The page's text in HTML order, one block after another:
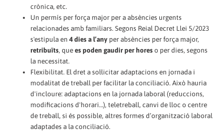
crònica, etc.
Un permís per força major per a absències urgents
relacionades amb familiars. Segons Reial Decret Llei 5/2023
s'estipula en4 dies a l’any per absències per força major,
retribuïts, quees poden gaudir per horeso per dies, segons
la necessitat.
Flexibilitat. El dret a sol·licitar adaptacions en jornada i
modalitat de treball per facilitar la conciliació. Això hauria
d'incloure: adaptacions en la jornada laboral (reduccions,
modificacions d'horari…), teletreball, canvi de lloc o centre
de treball, si és possible, altres formes d’organització laboral
adaptades a la conciliació.